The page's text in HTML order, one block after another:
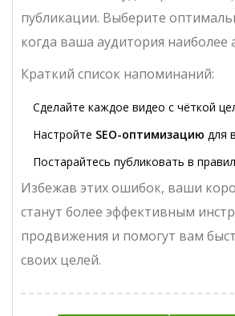
публикации. Выберите
когда ваша аудитория наиболее
Краткий список напоминаний:
Сделайте каждое видео с чёткой
Настройте SEO-оптимизацию для
Постарайтесь публиковать в
Избежав этих ошибок, ваши
станут более эффективным
продвижения и помогут вам
своих целей.